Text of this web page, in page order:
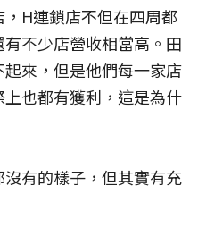
H連鎖店不但在四周都
不少店營收相當高。田
來，但是他們每一家店
也都有獲利，這是為什
有的樣子，但其實有充